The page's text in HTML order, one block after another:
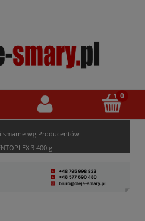
smarne wg Producentów
3 400 g